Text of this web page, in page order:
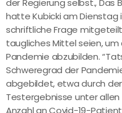
der Regierung selbst., Das
hatte Kubicki am Dienstag
schriftliche Frage
taugliches Mittel seien,
Pandemie abzubilden.
Schweregrad der
abgebildet, etwa durch
Testergebnisse unter